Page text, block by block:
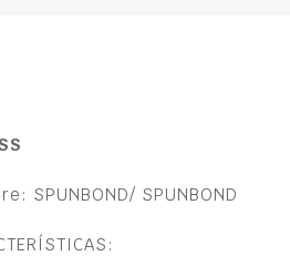
SPUNBOND/ SPUNBOND